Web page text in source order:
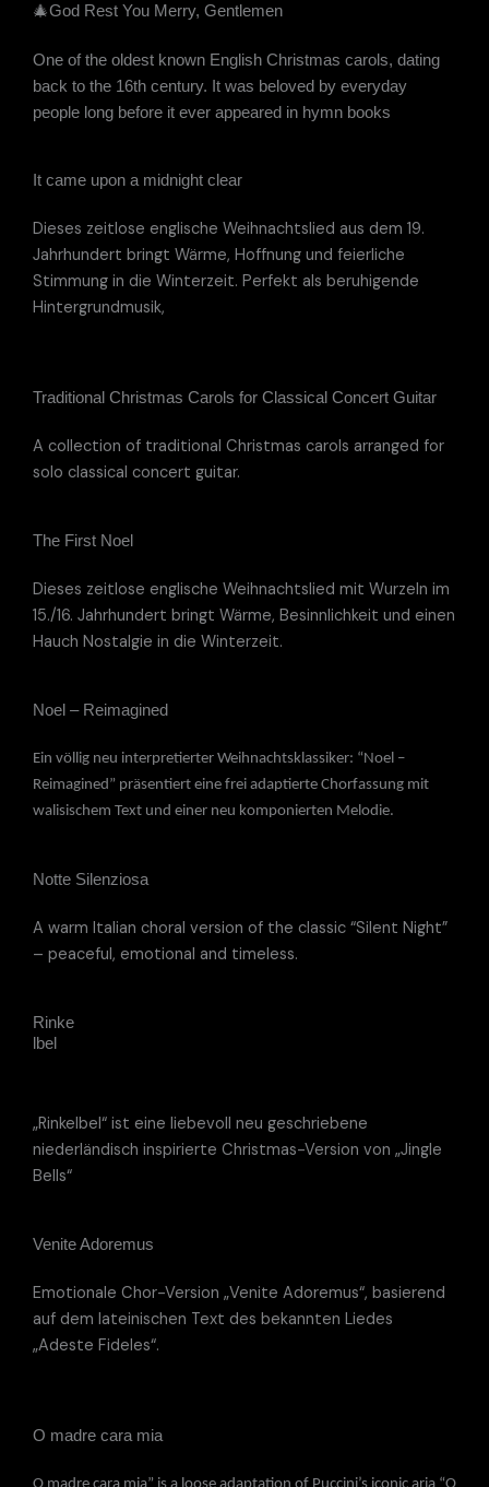
🎄God Rest You Merry, Gentlemen
One of the oldest known English Christmas carols, dating
back to the 16th century. It was beloved by everyday
people long before it ever appeared in hymn books
It came upon a midnight clear
Dieses zeitlose englische Weihnachtslied aus dem 19.
Jahrhundert bringt Wärme, Hoffnung und feierliche
Stimmung in die Winterzeit. Perfekt als beruhigende
Hintergrundmusik,
Traditional Christmas Carols for Classical Concert Guitar
A collection of traditional Christmas carols arranged for
solo classical concert guitar.
The First Noel
Dieses zeitlose englische Weihnachtslied mit Wurzeln im
15./16. Jahrhundert bringt Wärme, Besinnlichkeit und einen
Hauch Nostalgie in die Winterzeit.
Noel – Reimagined
Ein völlig neu interpretierter Weihnachtsklassiker: “Noel –
Reimagined” präsentiert eine frei adaptierte Chorfassung mit
walisischem Text und einer neu komponierten Melodie.
Notte Silenziosa
A warm Italian choral version of the classic “Silent Night”
– peaceful, emotional and timeless.
Rinke
lbel
„Rinkelbel“ ist eine liebevoll neu geschriebene
niederländisch inspirierte Christmas-Version von „Jingle
Bells“
Venite Adoremus
Emotionale Chor-Version „Venite Adoremus“, basierend
auf dem lateinischen Text des bekannten Liedes
„Adeste Fideles“.
O madre cara mia